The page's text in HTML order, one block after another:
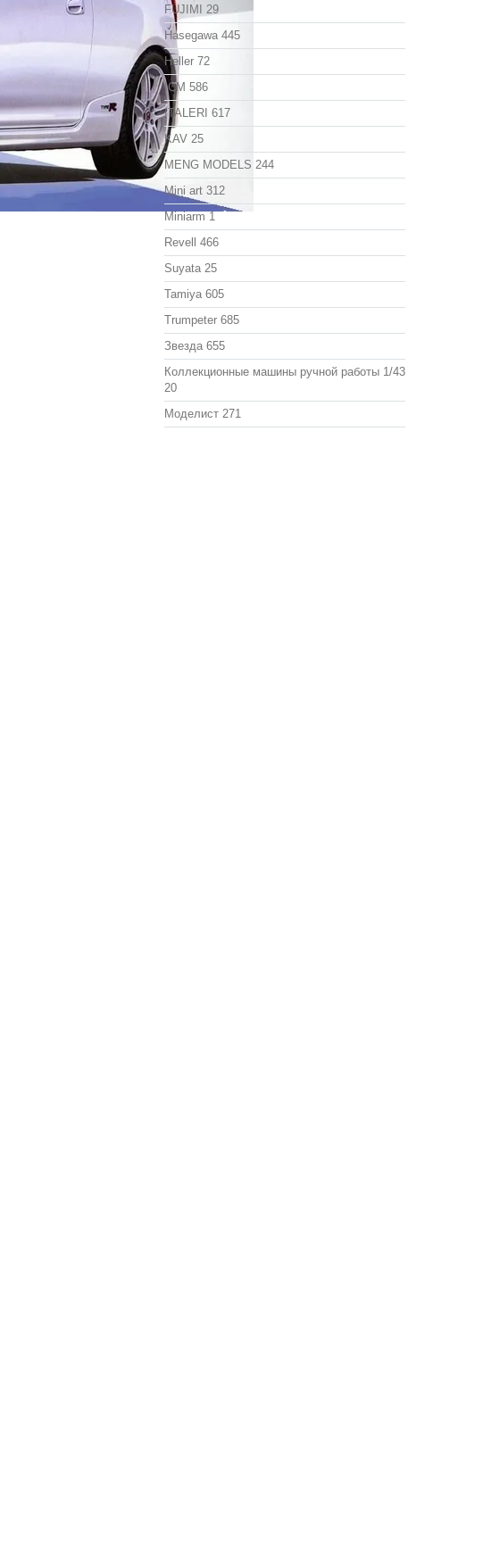
FUJIMI 29
Hasegawa 445
Heller 72
ICM 586
ITALERI 617
KAV 25
MENG MODELS 244
Mini art 312
Miniarm 1
Revell 466
Suyata 25
Tamiya 605
Trumpeter 685
Звезда 655
Коллекционные машины ручной работы 1/43
20
Моделист 271